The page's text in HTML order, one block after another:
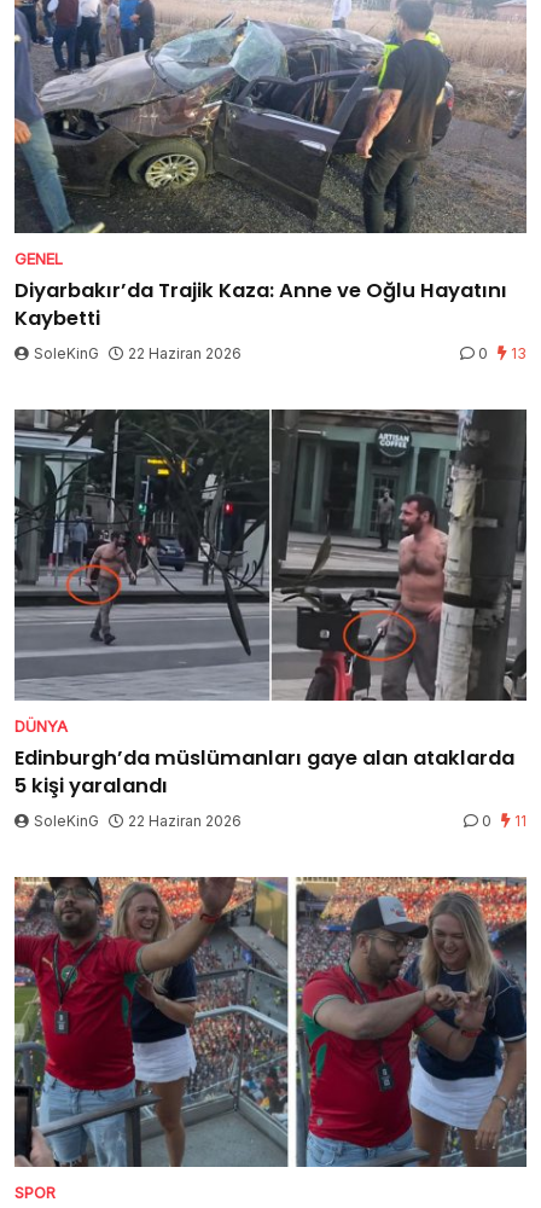
GENEL
Diyarbakır’da Trajik Kaza: Anne ve Oğlu Hayatını
Kaybetti
SoleKinG 22 Haziran 2026 0 13
DÜNYA
Edinburgh’da müslümanları gaye alan ataklarda
5 kişi yaralandı
SoleKinG 22 Haziran 2026 0 11
SPOR